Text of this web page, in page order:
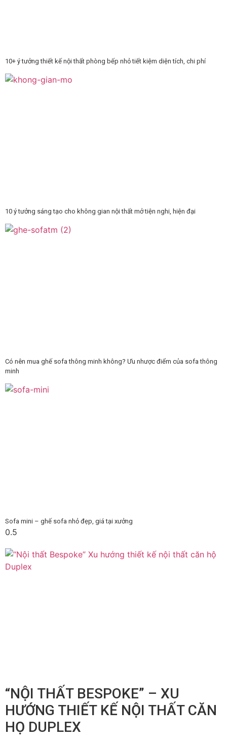
10+ ý tưởng thiết kế nội thất phòng bếp nhỏ tiết kiệm diện tích, chi phí
10 ý tưởng sáng tạo cho không gian nội thất mở tiện nghi, hiện đại
Có nên mua ghế sofa thông minh không? Ưu nhược điểm của sofa thông
minh
Sofa mini – ghế sofa nhỏ đẹp, giá tại xưởng
“NỘI THẤT BESPOKE” – XU
HƯỚNG THIẾT KẾ NỘI THẤT CĂN
HỌ DUPLEX